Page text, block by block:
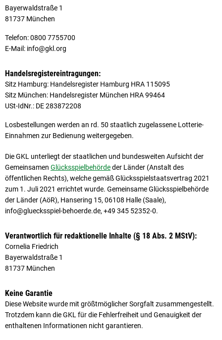
Bayerwaldstraße 1
81737 München
Telefon: 0800 7755700
E-Mail: info@gkl.org
Handelsregistereintragungen:
Sitz Hamburg: Handelsregister Hamburg HRA 115095
Sitz München: Handelsregister München HRA 99464
USt-IdNr.: DE 283872208
Losbestellungen werden an rd. 50 staatlich zugelassene Lotterie-
Einnahmen zur Bedienung weitergegeben.
Die GKL unterliegt der staatlichen und bundesweiten Aufsicht der
Gemeinsamen Glücksspielbehördeder Länder (Anstalt des
öffentlichen Rechts), welche gemäß Glücksspielstaatsvertrag 2021
zum 1. Juli 2021 errichtet wurde. Gemeinsame Glücks­spiel­behörde
der Länder (AöR), Hansering 15, 06108 Halle (Saale),
info@gluecksspiel-behoerde.de, +49 345 52352-0.
Verantwortlich für redaktionelle Inhalte (§ 18 Abs. 2 MStV):
Cornelia Friedrich
Bayerwaldstraße 1
81737 München
Keine Garantie
Diese Website wurde mit größtmöglicher Sorgfalt zusammengestellt.
Trotzdem kann die GKL für die Fehlerfreiheit und Genauigkeit der
enthaltenen Informationen nicht garantieren.